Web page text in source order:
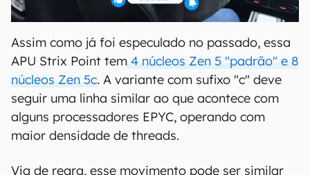
Assim como já foi especulado no passado, essa
APU Strix Point tem 4 núcleos Zen 5 "padrão" e 8
núcleos Zen 5c. A variante com sufixo "c" deve
seguir uma linha similar ao que acontece com
alguns processadores EPYC, operando com
maior densidade de threads.
Via de regra, esse movimento pode ser similar